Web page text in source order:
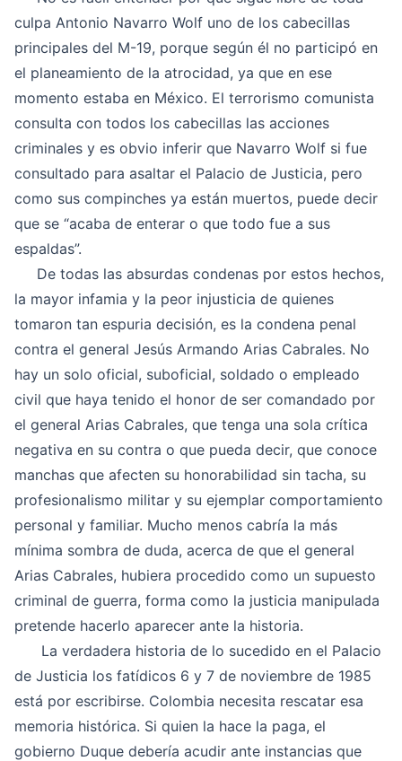
culpa Antonio Navarro Wolf uno de los cabecillas
principales del M-19, porque según él no participó en
el planeamiento de la atrocidad, ya que en ese
momento estaba en México. El terrorismo comunista
consulta con todos los cabecillas las acciones
criminales y es obvio inferir que Navarro Wolf si fue
consultado para asaltar el Palacio de Justicia, pero
como sus compinches ya están muertos, puede decir
que se “acaba de enterar o que todo fue a sus
espaldas”.
De todas las absurdas condenas por estos hechos,
la mayor infamia y la peor injusticia de quienes
tomaron tan espuria decisión, es la condena penal
contra el general Jesús Armando Arias Cabrales. No
hay un solo oficial, suboficial, soldado o empleado
civil que haya tenido el honor de ser comandado por
el general Arias Cabrales, que tenga una sola crítica
negativa en su contra o que pueda decir, que conoce
manchas que afecten su honorabilidad sin tacha, su
profesionalismo militar y su ejemplar comportamiento
personal y familiar. Mucho menos cabría la más
mínima sombra de duda, acerca de que el general
Arias Cabrales, hubiera procedido como un supuesto
criminal de guerra, forma como la justicia manipulada
pretende hacerlo aparecer ante la historia.
La verdadera historia de lo sucedido en el Palacio
de Justicia los fatídicos 6 y 7 de noviembre de 1985
está por escribirse. Colombia necesita rescatar esa
memoria histórica. Si quien la hace la paga, el
gobierno Duque debería acudir ante instancias que